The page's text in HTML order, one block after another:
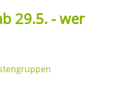
29.5. - wer